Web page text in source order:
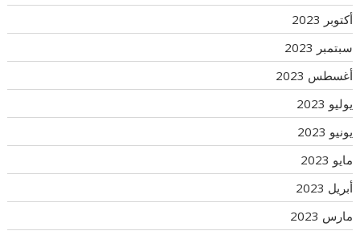
أكتوبر 2023
سبتمبر 2023
أغسطس 2023
يوليو 2023
يونيو 2023
مايو 2023
أبريل 2023
مارس 2023